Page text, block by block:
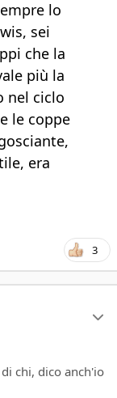
lo
sei
che la
più la
nel ciclo
le coppe
era
3
chi, dico anch'io